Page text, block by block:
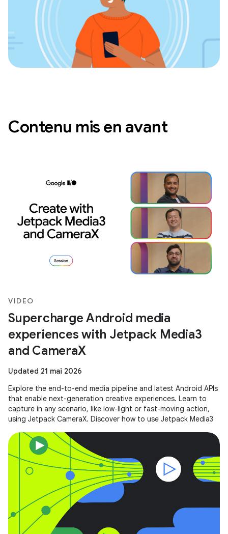
Contenu mis en avant
VIDEO
Supercharge Android media
experiences with Jetpack Media3
and CameraX
Updated 21 mai 2026
Explore the end-to-end media pipeline and latest Android APIs
that enable next-generation creative experiences. Learn to
capture in any scenario, like low-light or fast-moving action,
using Jetpack CameraX. Discover how to use Jetpack Media3